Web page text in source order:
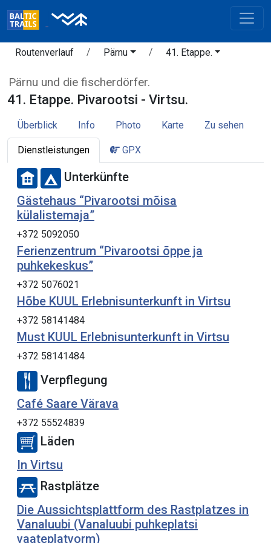
Routenverlauf Pärnu 41. Etappe.
Pärnu und die fischerdörfer.
41. Etappe. Pivarootsi - Virtsu.
Überblick Info Photo Karte Zu sehen
Dienstleistungen GPX
Unterkünfte
Gästehaus “Pivarootsi mõisa
külalistemaja”
+372 5092050
Ferienzentrum “Pivarootsi õppe ja
puhkekeskus”
+372 5076021
Hõbe KUUL Erlebnisunterkunft in Virtsu
+372 58141484
Must KUUL Erlebnisunterkunft in Virtsu
+372 58141484
Verpflegung
Café Saare Värava
+372 55524839
Läden
In Virtsu
Rastplätze
Die Aussichtsplattform des Rastplatzes in
Vanaluubi (Vanaluubi puhkeplatsi
vaateplatvorm)